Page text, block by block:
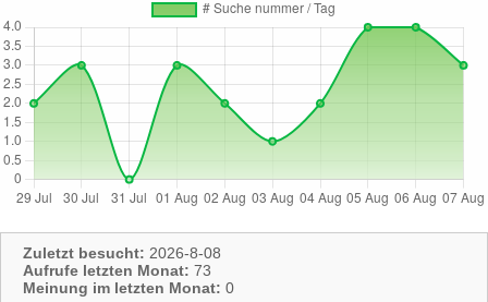
Zuletzt besucht: 2026-8-08
Aufrufe letzten Monat: 73
Meinung im letzten Monat: 0